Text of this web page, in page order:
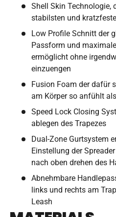
Shell Skin Technologie,
stabilsten und
Low Profile Schnitt der
Passform und
ermöglicht ohne
einzuengen
Fusion Foam der dafür
am Körper so anfühlt
Speed Lock Closing
ablegen des Trapezes
Dual-Zone Gurtsystem
Einstellung der
nach oben drehen des
Abnehmbare
links und rechts am
Leash